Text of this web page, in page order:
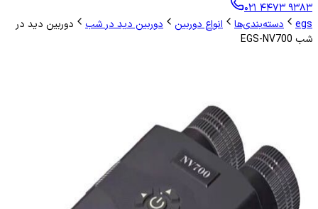
۰۲۱ ۴۴۷۳ ۹۳۸۳
egs
دسته‌بندی‌ها انواع دوربین دوربین دید در شب
دوربین دید در
شب EGS-NV700